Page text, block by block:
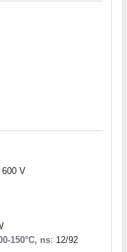
600 V
150°C, ns: 12/92